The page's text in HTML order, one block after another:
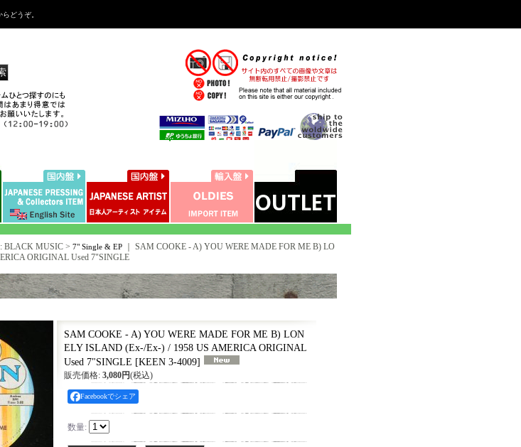
どうぞ。
BLACK MUSIC > 7" Single & EP
SAM COOKE - A) YOU WERE MADE FOR ME B) LO
ORIGINAL Used 7"SINGLE
SAM COOKE - A) YOU WERE MADE FOR ME B) LON
ELY ISLAND (Ex-/Ex-) / 1958 US AMERICA ORIGINAL
Used 7"SINGLE [KEEN 3-4009]
販売価格: 3,080円(税込)
Facebookでシェア
数量: